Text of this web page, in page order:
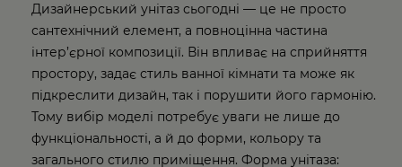
Дизайнерський унітаз сьогодні — це не просто
сантехнічний елемент, а повноцінна частина
інтер’єрної композиції. Він впливає на сприйняття
простору, задає стиль ванної кімнати та може як
підкреслити дизайн, так і порушити його гармонію.
Тому вибір моделі потребує уваги не лише до
функціональності, а й до форми, кольору та
загального стилю приміщення. Форма унітаза: